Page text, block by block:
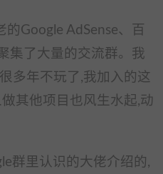
Google AdSense、百
集了大量的交流群。我
多年不玩了,我加入的这
其他项目也风生水起,动
群里认识的大佬介绍的,